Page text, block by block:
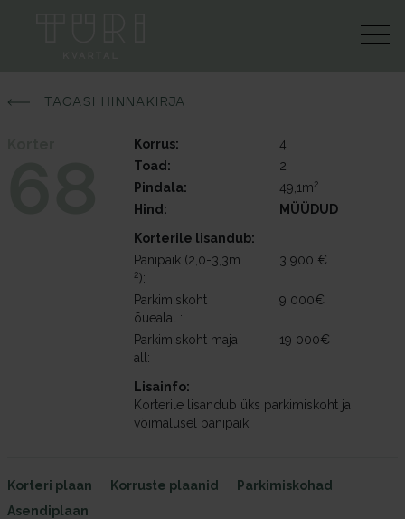
TAGASI HINNAKIRJA
Korrus:
4
Toad:
2
Pindala:
49,1m2
Hind:
MÜÜDUD
Korterile lisandub:
Panipaik (2,0-3,3m
2):
3 900 €
Parkimiskoht
õuealal :
9 000€
Parkimiskoht maja
all:
19 000€
Lisainfo:
Korterile lisandub üks parkimiskoht ja
võimalusel panipaik.
Korteri plaan Korruste plaanid
Parkimiskohad
Asendiplaan